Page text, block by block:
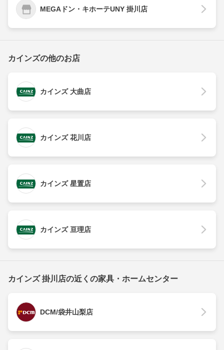
MEGAドン・キホーテUNY 掛川店
カインズの他のお店
カインズ 大曲店
カインズ 花川店
カインズ 星置店
カインズ 亘理店
カインズ 掛川店の近くの家具・ホームセンター
DCM/袋井山梨店